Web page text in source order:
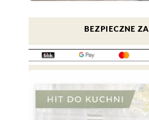
BEZPIECZNE